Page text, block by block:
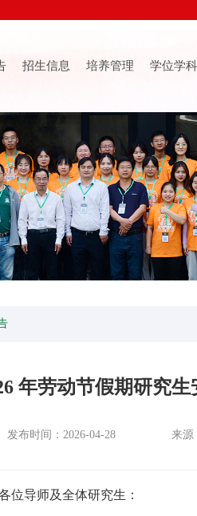
招生信息 培养管理 学位学科
年劳动节假期研究
发布时间：2026-04-28 来源
位导师及全体研究生：